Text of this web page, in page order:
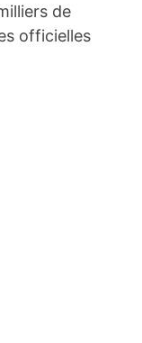
de
officielles